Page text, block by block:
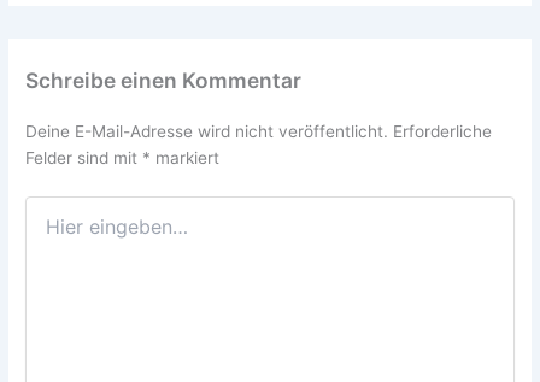
Schreibe einen Kommentar
Deine E-Mail-Adresse wird nicht veröffentlicht. Erforderliche
Felder sind mit * markiert
eingeben…